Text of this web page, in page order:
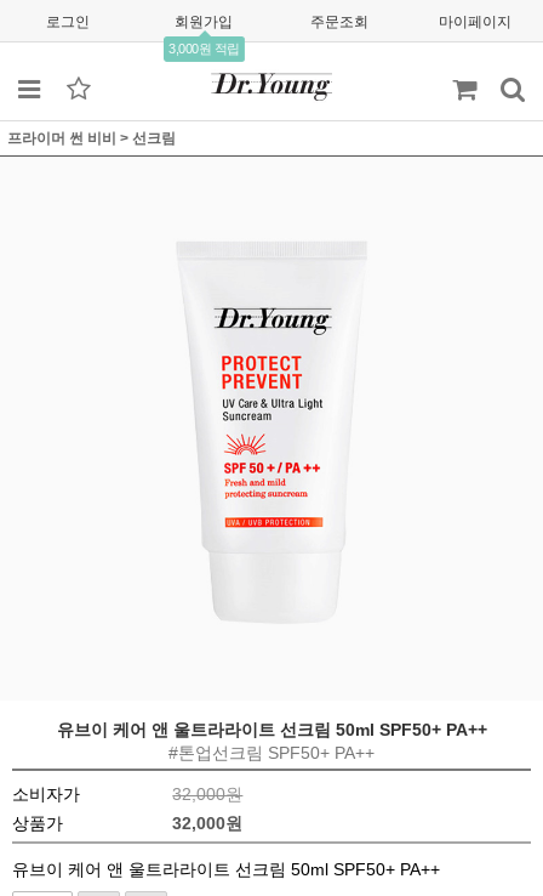
로그인 회원가입
3,000원 적립
주문조회 마이페이지
프라이머 썬 비비 > 선크림
유브이 케어 앤 울트라라이트 선크림 50ml SPF50+ PA++
#톤업선크림 SPF50+ PA++
소비자가
32,000원
상품가
32,000원
유브이 케어 앤 울트라라이트 선크림 50ml SPF50+ PA++